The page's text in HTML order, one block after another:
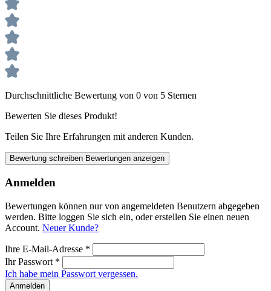
Durchschnittliche Bewertung von 0 von 5 Sternen
Bewerten Sie dieses Produkt!
Teilen Sie Ihre Erfahrungen mit anderen Kunden.
Bewertung schreiben Bewertungen anzeigen
Anmelden
Bewertungen können nur von angemeldeten Benutzern abgegeben
werden. Bitte loggen Sie sich ein, oder erstellen Sie einen neuen
Account. Neuer Kunde?
Ihre E-Mail-Adresse *
Ihr Passwort *
Ich habe mein Passwort vergessen.
Anmelden